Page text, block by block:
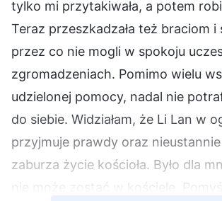
tylko mi przytakiwała, a potem
Teraz przeszkadzała też braciom i
przez co nie mogli w spokoju
zgromadzeniach. Pomimo wielu
udzielonej pomocy, nadal nie
do siebie. Widziałam, że Li Lan w
przyjmuje prawdy oraz nieustannie
zaburza życie kościoła. Było dla
nie może zostać w kościele.